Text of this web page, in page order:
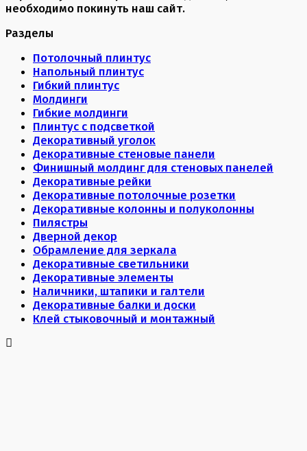
необходимо покинуть наш сайт.
Разделы
Потолочный плинтус
Напольный плинтус
Гибкий плинтус
Молдинги
Гибкие молдинги
Плинтус с подсветкой
Декоративный уголок
Декоративные стеновые панели
Финишный молдинг для стеновых панелей
Декоративные рейки
Декоративные потолочные розетки
Декоративные колонны и полуколонны
Пилястры
Дверной декор
Обрамление для зеркала
Декоративные светильники
Декоративные элементы
Наличники, штапики и галтели
Декоративные балки и доски
Клей стыковочный и монтажный